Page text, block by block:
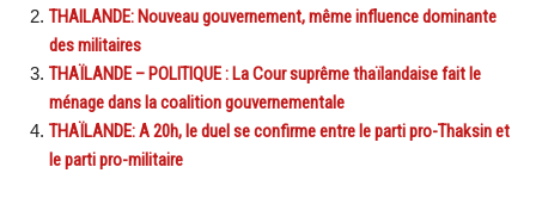
THAILANDE: Nouveau gouvernement, même influence dominante
des militaires
THAÏLANDE – POLITIQUE : La Cour suprême thaïlandaise fait le
ménage dans la coalition gouvernementale
THAÏLANDE: A 20h, le duel se confirme entre le parti pro-Thaksin et
le parti pro-militaire